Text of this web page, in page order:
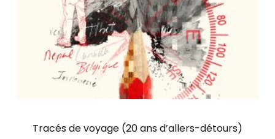
Tracés de voyage (20 ans d’allers-détours)